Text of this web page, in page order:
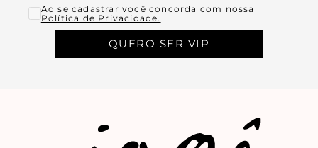
Ao se cadastrar você concorda com nossa
Política de Privacidade.
QUERO SER VIP